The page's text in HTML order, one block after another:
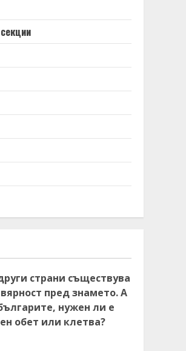
страни съществува
пред знамето. А
нужен ли е
обет или клетва?